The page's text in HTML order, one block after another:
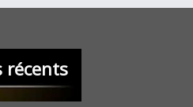
récents